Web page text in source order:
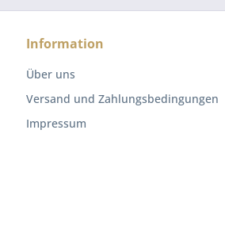
Information
Über uns
Versand und Zahlungsbedingungen
Impressum